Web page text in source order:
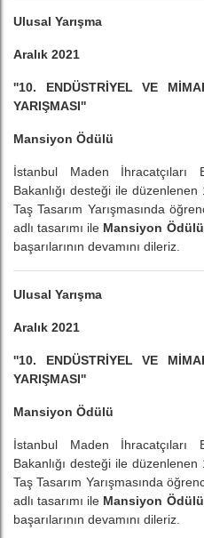
Ulusal Yarışma
Aralık 2021
''10. ENDÜSTRİYEL VE
YARIŞMASI''
Mansiyon Ödülü
İstanbul Maden İhracatçıları
Bakanlığı desteği ile
Taş Tasarım Yarışmasında
adlı tasarımı ile Mansiyon Ödülü
başarılarının devamını dileriz.
Ulusal Yarışma
Aralık 2021
''10. ENDÜSTRİYEL VE
YARIŞMASI''
Mansiyon Ödülü
İstanbul Maden İhracatçıları
Bakanlığı desteği ile
Taş Tasarım Yarışmasında
adlı tasarımı ile Mansiyon Ödülü
başarılarının devamını dileriz.